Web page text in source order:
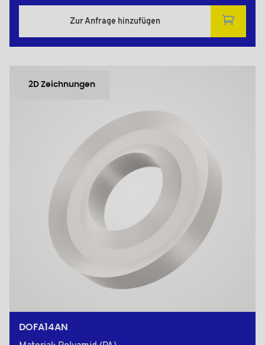
Zur Anfrage hinzufügen
2D Zeichnungen
DOFA14AN